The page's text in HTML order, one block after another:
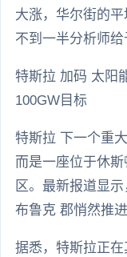
大涨，华尔街的
不到一半分析师给
特斯拉 加码 太阳
100GW目标
特斯拉 下一个重
而是一座位于休
区。最新报道显
布鲁克 郡悄然推进
据悉，特斯拉正